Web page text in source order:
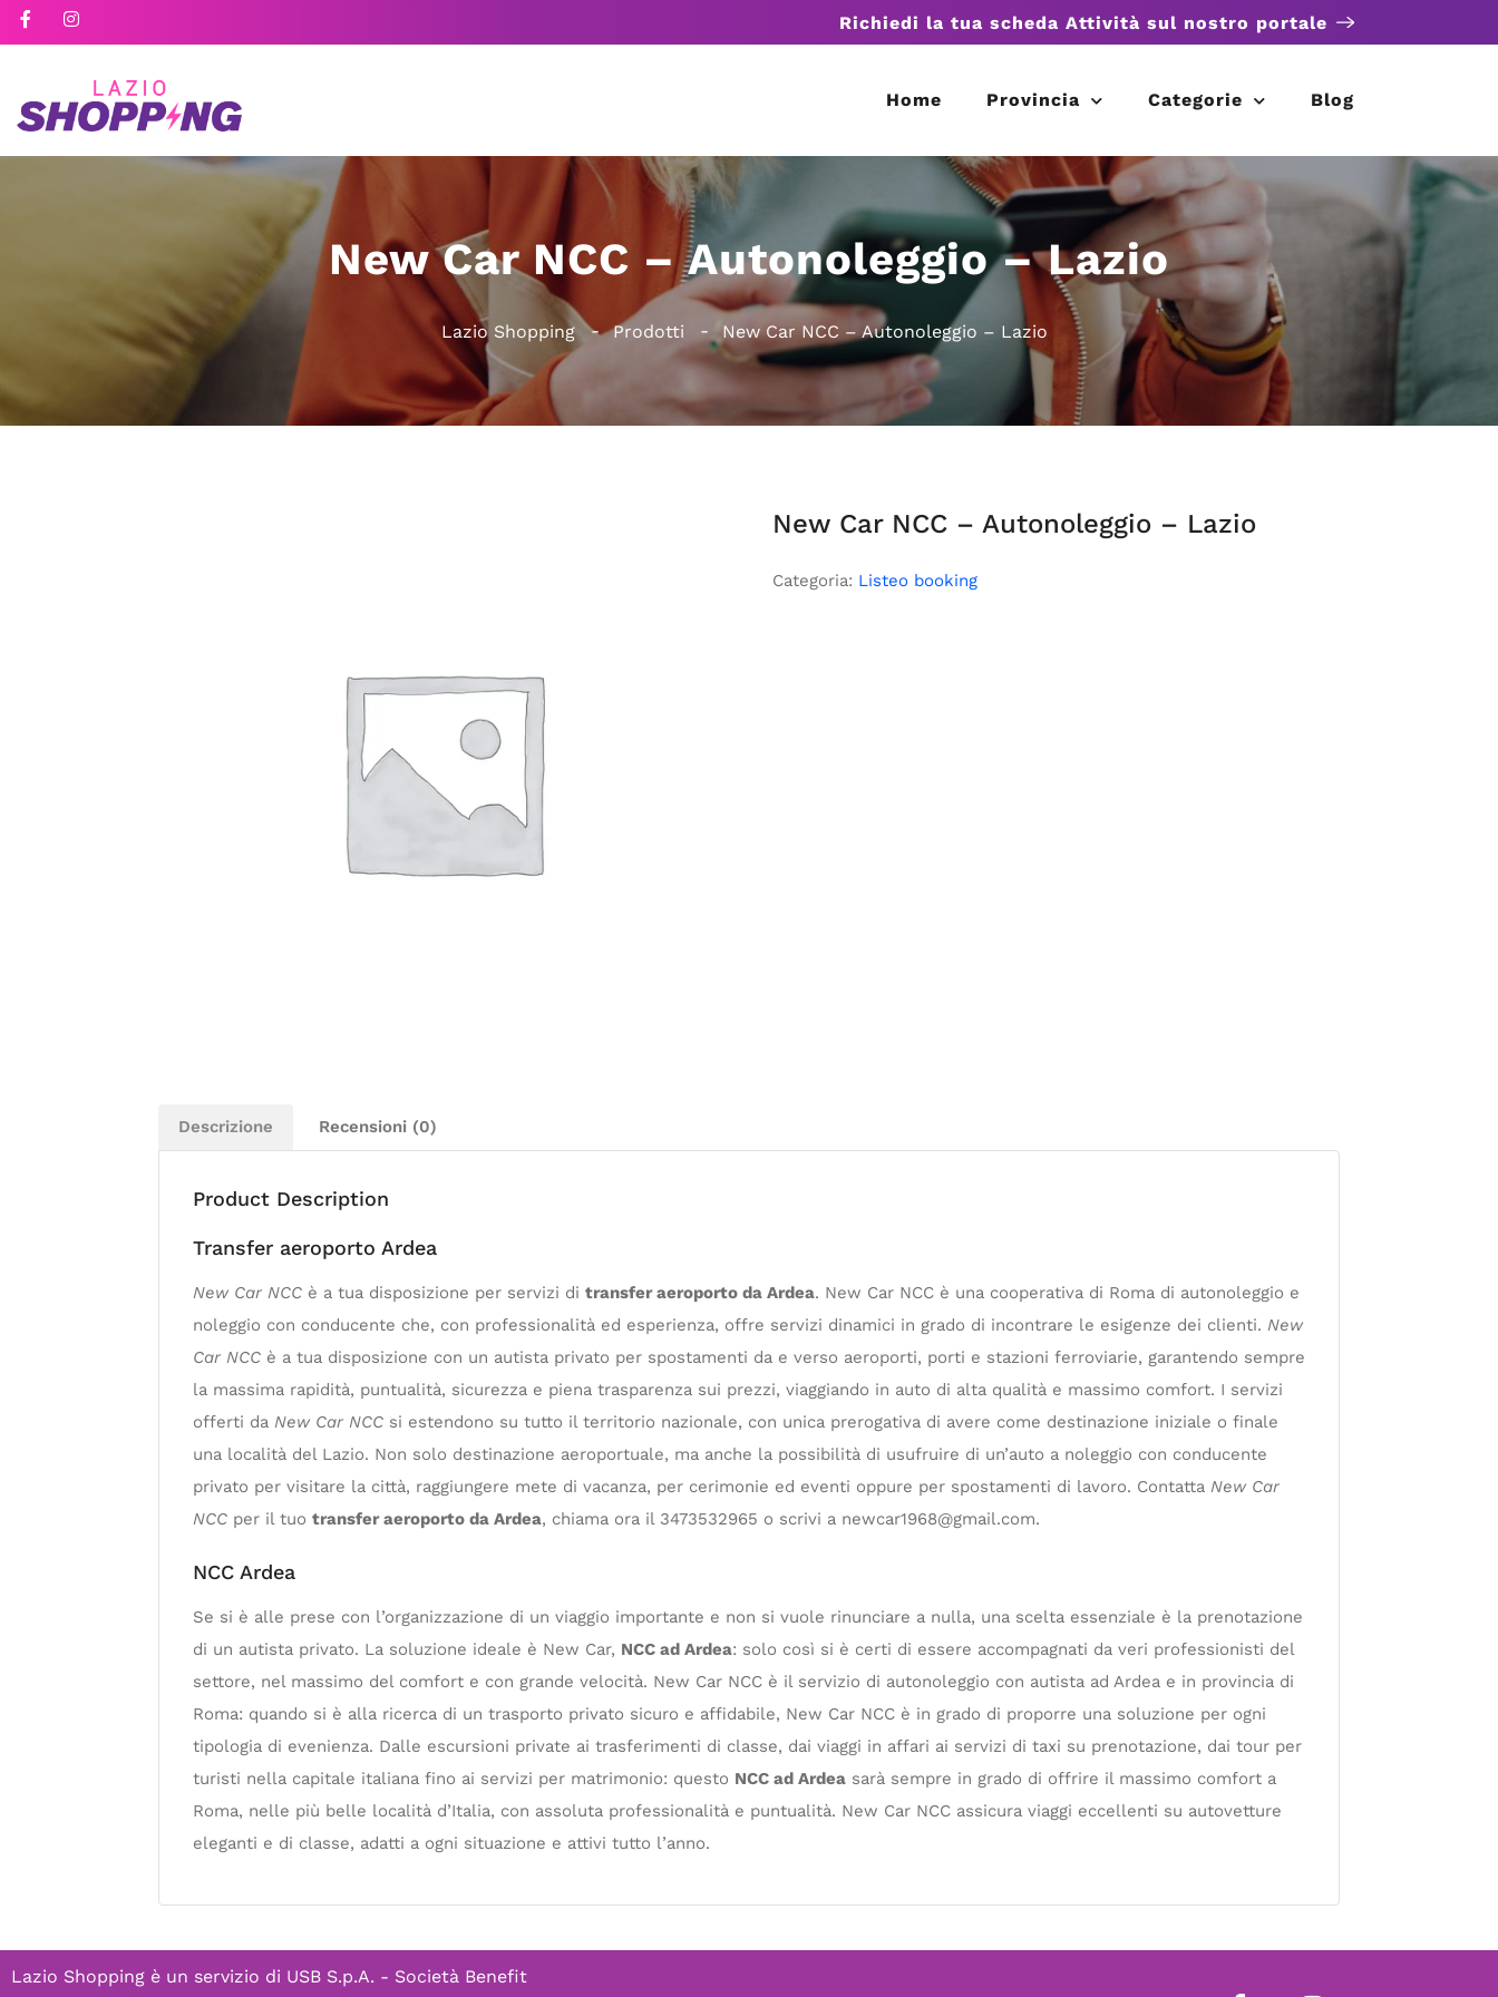
Richiedi la tua scheda Attività sul nostro portale
Home Provincia Categorie Blog
New Car NCC – Autonoleggio – Lazio
Lazio Shopping Prodotti New Car NCC – Autonoleggio – Lazio
New Car NCC – Autonoleggio – Lazio
Categoria: Listeo booking
Descrizione Recensioni (0)
Product Description
Transfer aeroporto Ardea
New Car NCC è a tua disposizione per servizi di transfer aeroporto da Ardea. New Car NCC è una cooperativa di Roma di autonoleggio e
noleggio con conducente che, con professionalità ed esperienza, offre servizi dinamici in grado di incontrare le esigenze dei clienti. New
Car NCC è a tua disposizione con un autista privato per spostamenti da e verso aeroporti, porti e stazioni ferroviarie, garantendo sempre
la massima rapidità, puntualità, sicurezza e piena trasparenza sui prezzi, viaggiando in auto di alta qualità e massimo comfort. I servizi
offerti da New Car NCC si estendono su tutto il territorio nazionale, con unica prerogativa di avere come destinazione iniziale o finale
una località del Lazio. Non solo destinazione aeroportuale, ma anche la possibilità di usufruire di un’auto a noleggio con conducente
privato per visitare la città, raggiungere mete di vacanza, per cerimonie ed eventi oppure per spostamenti di lavoro. Contatta New Car
NCC per il tuo transfer aeroporto da Ardea, chiama ora il 3473532965 o scrivi a newcar1968@gmail.com.
NCC Ardea
Se si è alle prese con l’organizzazione di un viaggio importante e non si vuole rinunciare a nulla, una scelta essenziale è la prenotazione
di un autista privato. La soluzione ideale è New Car, NCC ad Ardea: solo così si è certi di essere accompagnati da veri professionisti del
settore, nel massimo del comfort e con grande velocità. New Car NCC è il servizio di autonoleggio con autista ad Ardea e in provincia di
Roma: quando si è alla ricerca di un trasporto privato sicuro e affidabile, New Car NCC è in grado di proporre una soluzione per ogni
tipologia di evenienza. Dalle escursioni private ai trasferimenti di classe, dai viaggi in affari ai servizi di taxi su prenotazione, dai tour per
turisti nella capitale italiana fino ai servizi per matrimonio: questo NCC ad Ardea sarà sempre in grado di offrire il massimo comfort a
Roma, nelle più belle località d’Italia, con assoluta professionalità e puntualità. New Car NCC assicura viaggi eccellenti su autovetture
eleganti e di classe, adatti a ogni situazione e attivi tutto l’anno.
Lazio Shopping è un servizio di USB S.p.A. - Società Benefit